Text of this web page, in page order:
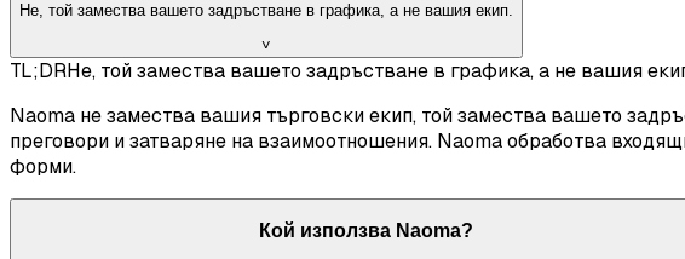
Не, той замества вашето задръстване в графика, а не вашия екип.
˅
TL;DRНе, той замества вашето задръстване в графика, а не вашия
Naoma не замества вашия търговски екип, той замества вашето
преговори и затваряне на взаимоотношения. Naoma обработва
форми.
Кой използва Naoma?